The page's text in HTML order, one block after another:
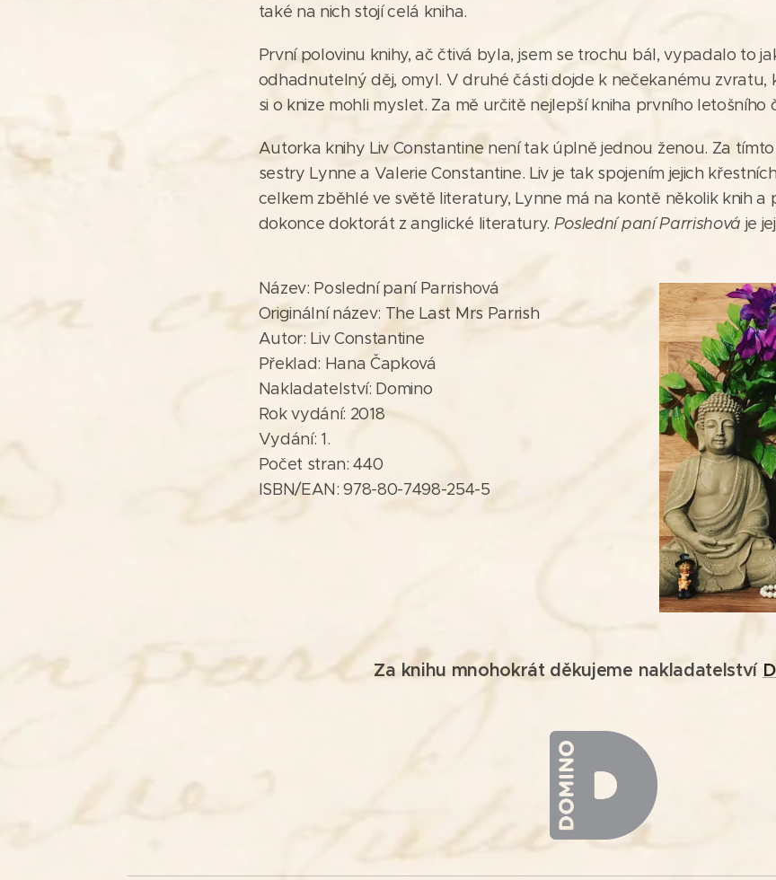
také na nich stojí celá kniha.
První polovinu knihy, ač čtivá byla, jsem se trochu bál, vypadalo to
odhadnutelný děj, omyl. V druhé části dojde k nečekanému zvratu,
si o knize mohli myslet. Za mě určitě nejlepší kniha prvního letošního
Autorka knihy Liv Constantine není tak úplně jednou ženou. Za
sestry Lynne a Valerie Constantine. Liv je tak spojením jejich
celkem zběhlé ve světě literatury, Lynne má na kontě několik knih a
dokonce doktorát z anglické literatury. Poslední paní Parrishová je
Název: Poslední paní Parrishová
Originální název: The Last Mrs Parrish
Autor: Liv Constantine
Překlad: Hana Čapková
Nakladatelství: Domino
Rok vydání: 2018
Vydání: 1.
Počet stran: 440
ISBN/EAN: 978-80-7498-254-5
Za knihu mnohokrát děkujeme nakladatelství